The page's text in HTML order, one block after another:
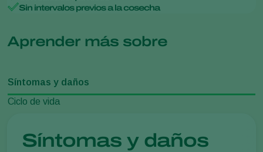
Sin intervalos previos a la cosecha
Aprender más sobre
Síntomas y daños
Ciclo de vida
Síntomas y daños